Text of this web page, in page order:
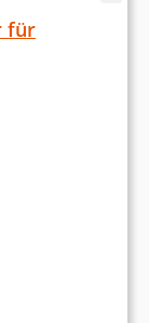
für